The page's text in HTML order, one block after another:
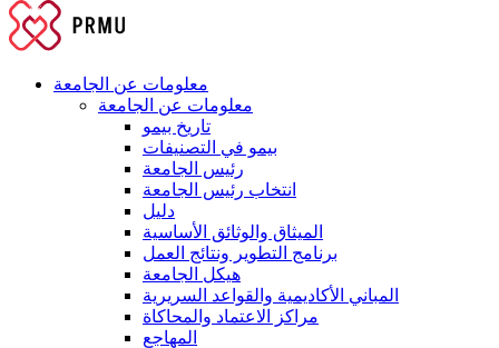
معلومات عن الجامعة
معلومات عن الجامعة
تاريخ بيمو
بيمو في التصنيفات
رئيس الجامعة
انتخاب رئيس الجامعة
دليل
الميثاق والوثائق الأساسية
برنامج التطوير ونتائج العمل
هيكل الجامعة
المباني الأكاديمية والقواعد السريرية
مراكز الاعتماد والمحاكاة
المهاجع